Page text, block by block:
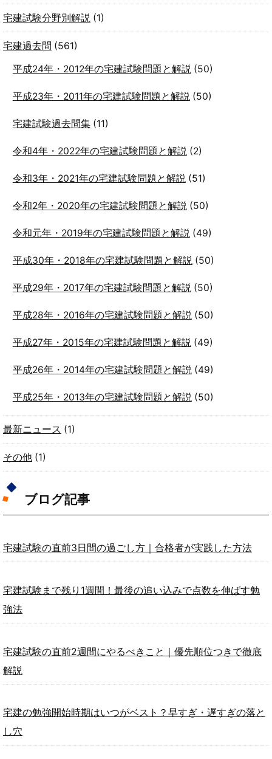
宅建試験分野別解説 (1)
宅建過去問 (561)
平成24年・2012年の宅建試験問題と解説(50)
平成23年・2011年の宅建試験問題と解説(50)
宅建試験過去問集(11)
令和4年・2022年の宅建試験問題と解説(2)
令和3年・2021年の宅建試験問題と解説(51)
令和2年・2020年の宅建試験問題と解説(50)
令和元年・2019年の宅建試験問題と解説(49)
平成30年・2018年の宅建試験問題と解説(50)
平成29年・2017年の宅建試験問題と解説(50)
平成28年・2016年の宅建試験問題と解説(50)
平成27年・2015年の宅建試験問題と解説(49)
平成26年・2014年の宅建試験問題と解説(49)
平成25年・2013年の宅建試験問題と解説(50)
最新ニュース (1)
その他 (1)
ブログ記事
宅建試験の直前3日間の過ごし方｜合格者が実践した方法
宅建試験まで残り1週間！最後の追い込みで点数を伸ばす勉
強法
宅建試験の直前2週間にやるべきこと｜優先順位つきで徹底
解説
宅建の勉強開始時期はいつがベスト？早すぎ・遅すぎの落と
し穴